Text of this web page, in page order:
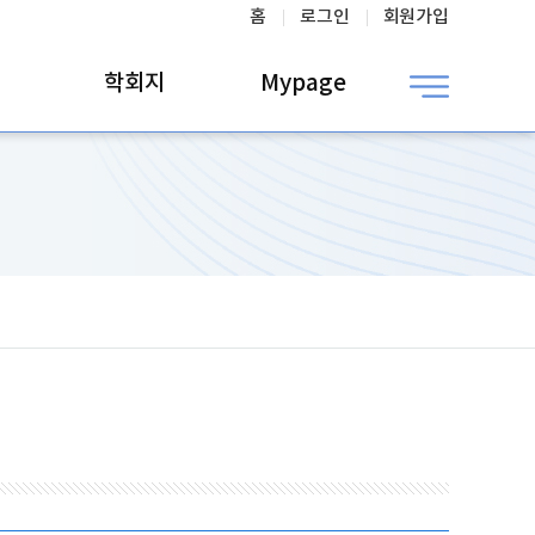
홈 로그인 회원가입
학회지 Mypage